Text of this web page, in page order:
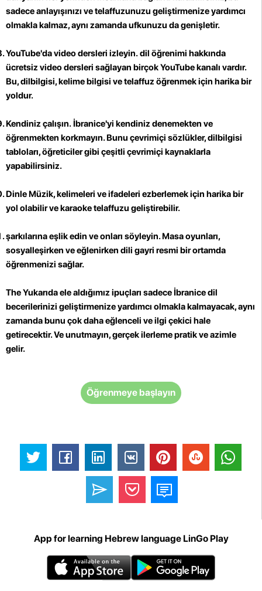
sadece anlayışınızı ve telaffuzunuzu geliştirmenize yardımcı
olmakla kalmaz, aynı zamanda ufkunuzu da genişletir.
YouTube'da video dersleri izleyin.dil öğrenimi hakkında
ücretsiz video dersleri sağlayan birçok YouTube kanalı vardır.
Bu, dilbilgisi, kelime bilgisi ve telaffuz öğrenmek için harika bir
yoldur.
Kendiniz çalışın.İbranice'yi kendiniz denemekten ve
öğrenmekten korkmayın. Bunu çevrimiçi sözlükler, dilbilgisi
tabloları, öğreticiler gibi çeşitli çevrimiçi kaynaklarla
yapabilirsiniz.
Dinle Müzik, kelimeleri ve ifadeleri ezberlemek için harika bir
yol olabilir ve karaoke telaffuzu geliştirebilir.
şarkılarına eşlik edin ve onları söyleyin.Masa oyunları,
sosyalleşirken ve eğlenirken dili gayri resmi bir ortamda
öğrenmenizi sağlar.
The Yukarıda ele aldığımız ipuçları sadece İbranice dil
becerilerinizi geliştirmenize yardımcı olmakla kalmayacak, aynı
zamanda bunu çok daha eğlenceli ve ilgi çekici hale
getirecektir. Ve unutmayın, gerçek ilerleme pratik ve azimle
gelir.
Öğrenmeye başlayın
App for learning Hebrew language LinGo Play